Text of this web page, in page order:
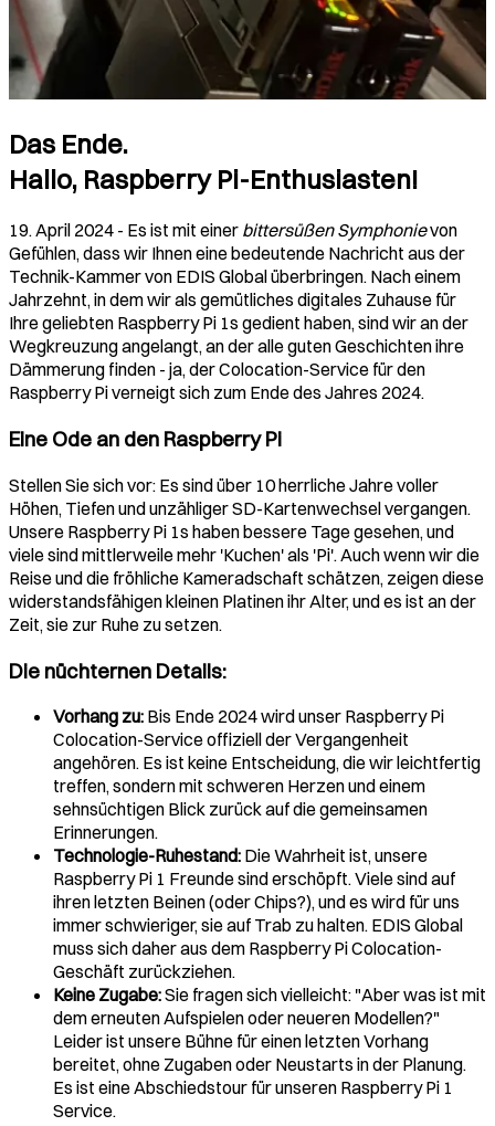
Das Ende.
Hallo, Raspberry Pi-Enthusiasten!
19. April 2024 - Es ist mit einer bittersüßen Symphonievon
Gefühlen, dass wir Ihnen eine bedeutende Nachricht aus der
Technik-Kammer von EDIS Global überbringen. Nach einem
Jahrzehnt, in dem wir als gemütliches digitales Zuhause für
Ihre geliebten Raspberry Pi 1s gedient haben, sind wir an der
Wegkreuzung angelangt, an der alle guten Geschichten ihre
Dämmerung finden - ja, der Colocation-Service für den
Raspberry Pi verneigt sich zum Ende des Jahres 2024.
Eine Ode an den Raspberry Pi
Stellen Sie sich vor: Es sind über 10 herrliche Jahre voller
Höhen, Tiefen und unzähliger SD-Kartenwechsel vergangen.
Unsere Raspberry Pi 1s haben bessere Tage gesehen, und
viele sind mittlerweile mehr 'Kuchen' als 'Pi'. Auch wenn wir die
Reise und die fröhliche Kameradschaft schätzen, zeigen diese
widerstandsfähigen kleinen Platinen ihr Alter, und es ist an der
Zeit, sie zur Ruhe zu setzen.
Die nüchternen Details:
Vorhang zu: Bis Ende 2024 wird unser Raspberry Pi
Colocation-Service offiziell der Vergangenheit
angehören. Es ist keine Entscheidung, die wir leichtfertig
treffen, sondern mit schweren Herzen und einem
sehnsüchtigen Blick zurück auf die gemeinsamen
Erinnerungen.
Technologie-Ruhestand: Die Wahrheit ist, unsere
Raspberry Pi 1 Freunde sind erschöpft. Viele sind auf
ihren letzten Beinen (oder Chips?), und es wird für uns
immer schwieriger, sie auf Trab zu halten. EDIS Global
muss sich daher aus dem Raspberry Pi Colocation-
Geschäft zurückziehen.
Keine Zugabe:Sie fragen sich vielleicht: "Aber was ist mit
dem erneuten Aufspielen oder neueren Modellen?"
Leider ist unsere Bühne für einen letzten Vorhang
bereitet, ohne Zugaben oder Neustarts in der Planung.
Es ist eine Abschiedstour für unseren Raspberry Pi 1
Service.